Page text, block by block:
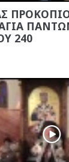
240